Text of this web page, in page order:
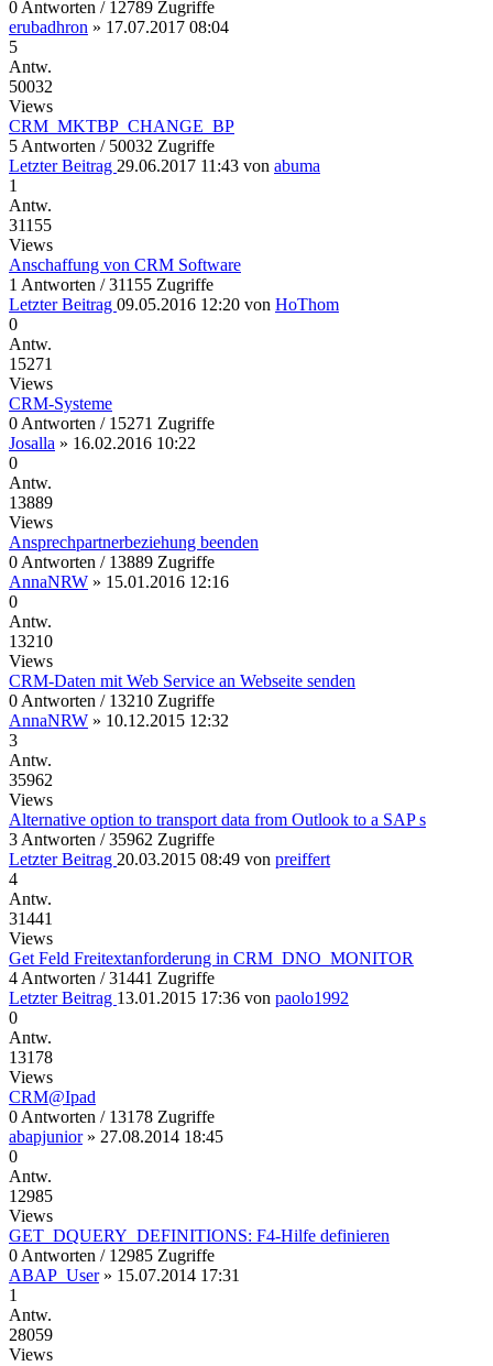
0 Antworten / 12789 Zugriffe
erubadhron » 17.07.2017 08:04
5
Antw.
50032
Views
CRM_MKTBP_CHANGE_BP
5 Antworten / 50032 Zugriffe
Letzter Beitrag 29.06.2017 11:43 von abuma
1
Antw.
31155
Views
Anschaffung von CRM Software
1 Antworten / 31155 Zugriffe
Letzter Beitrag 09.05.2016 12:20 von HoThom
0
Antw.
15271
Views
CRM-Systeme
0 Antworten / 15271 Zugriffe
Josalla » 16.02.2016 10:22
0
Antw.
13889
Views
Ansprechpartnerbeziehung beenden
0 Antworten / 13889 Zugriffe
AnnaNRW » 15.01.2016 12:16
0
Antw.
13210
Views
CRM-Daten mit Web Service an Webseite senden
0 Antworten / 13210 Zugriffe
AnnaNRW » 10.12.2015 12:32
3
Antw.
35962
Views
Alternative option to transport data from Outlook to a SAP s
3 Antworten / 35962 Zugriffe
Letzter Beitrag 20.03.2015 08:49 von preiffert
4
Antw.
31441
Views
Get Feld Freitextanforderung in CRM_DNO_MONITOR
4 Antworten / 31441 Zugriffe
Letzter Beitrag 13.01.2015 17:36 von paolo1992
0
Antw.
13178
Views
CRM@Ipad
0 Antworten / 13178 Zugriffe
abapjunior» 27.08.2014 18:45
0
Antw.
12985
Views
GET_DQUERY_DEFINITIONS: F4-Hilfe definieren
0 Antworten / 12985 Zugriffe
ABAP_User» 15.07.2014 17:31
1
Antw.
28059
Views